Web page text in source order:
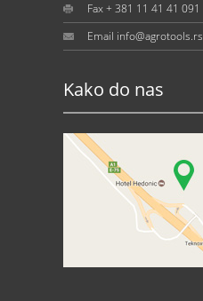
Fax + 381 11 41 41 091
Email info@agrotools.rs
Kako do nas